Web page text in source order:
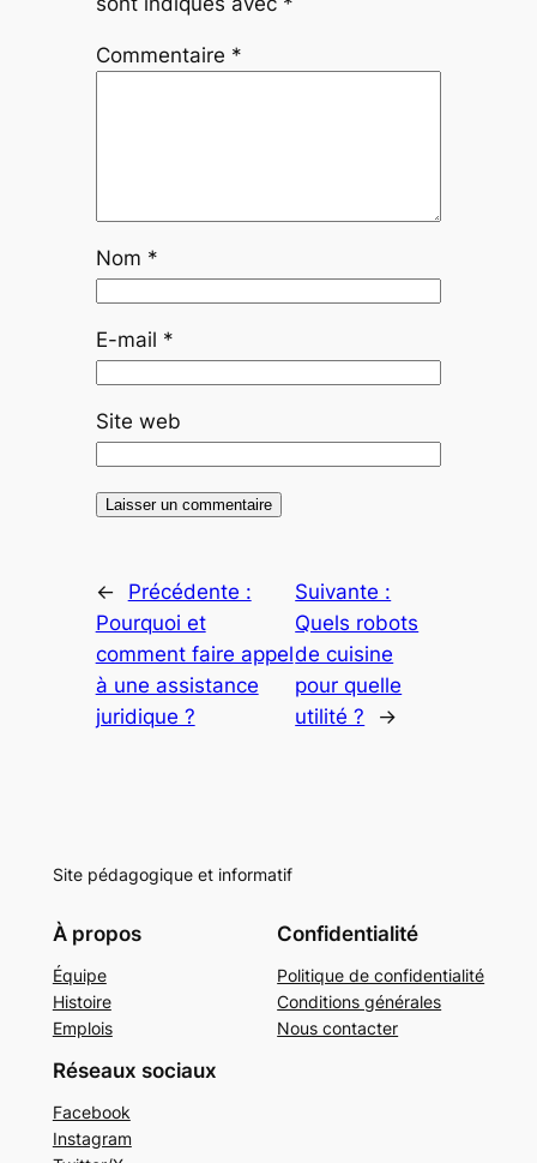
Commentaire *
Nom *
E-mail *
Site web
←
Précédente :
Pourquoi et
comment faire appel
à une assistance
juridique ?
Suivante :
Quels robots
de cuisine
pour quelle
utilité ?
→
Site pédagogique et informatif
À propos
Équipe
Histoire
Emplois
Confidentialité
Politique de confidentialité
Conditions générales
Nous contacter
Réseaux sociaux
Facebook
Instagram